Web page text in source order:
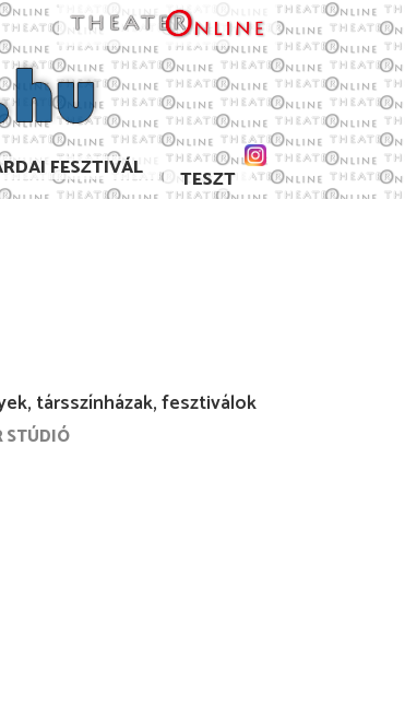
FESZTIVÁL TESZT
2021. június
társszínházak, fesztiválok
STÚDIÓ